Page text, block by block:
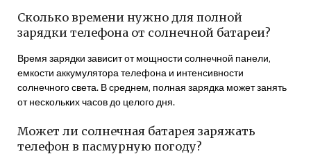
Сколько времени нужно для полной
зарядки телефона от солнечной батареи?
Время зарядки зависит от мощности солнечной панели‚
емкости аккумулятора телефона и интенсивности
солнечного света. В среднем‚ полная зарядка может занять
от нескольких часов до целого дня.
Может ли солнечная батарея заряжать
телефон в пасмурную погоду?